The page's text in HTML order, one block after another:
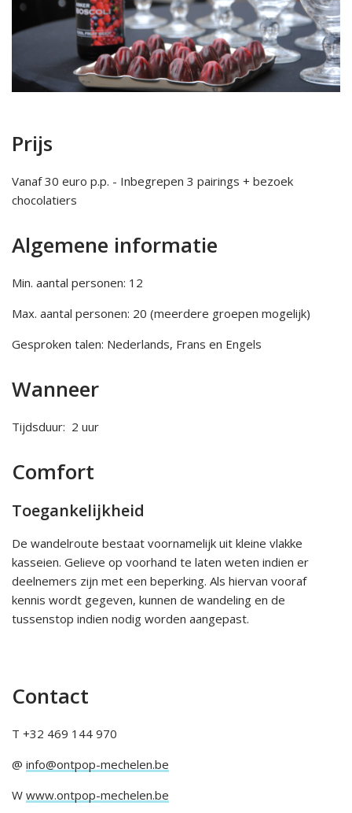
Prijs
Vanaf 30 euro p.p. - Inbegrepen 3 pairings + bezoek
chocolatiers
Algemene informatie
Min. aantal personen: 12
Max. aantal personen: 20 (meerdere groepen mogelijk)
Gesproken talen: Nederlands, Frans en Engels
Wanneer
Tijdsduur: 2 uur
Comfort
Toegankelijkheid
De wandelroute bestaat voornamelijk uit kleine vlakke
kasseien. Gelieve op voorhand te laten weten indien er
deelnemers zijn met een beperking. Als hiervan vooraf
kennis wordt gegeven, kunnen de wandeling en de
tussenstop indien nodig worden aangepast.
Contact
T +32 469 144 970
@ info@ontpop-mechelen.be
W www.ontpop-mechelen.be